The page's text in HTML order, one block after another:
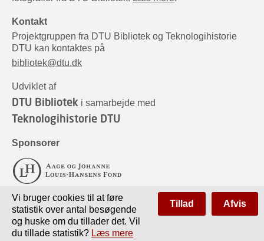
Kontakt
Projektgruppen fra DTU Bibliotek og Teknologihistorie
DTU kan kontaktes på
bibliotek@dtu.dk
Udviklet af
DTU Bibliotek i samarbejde med
Teknologihistorie DTU
Sponsorer
Vi bruger cookies til at føre
statistik over antal besøgende
og huske om du tillader det. Vil
du tillade statistik? Læs mere
Tillad Afvis